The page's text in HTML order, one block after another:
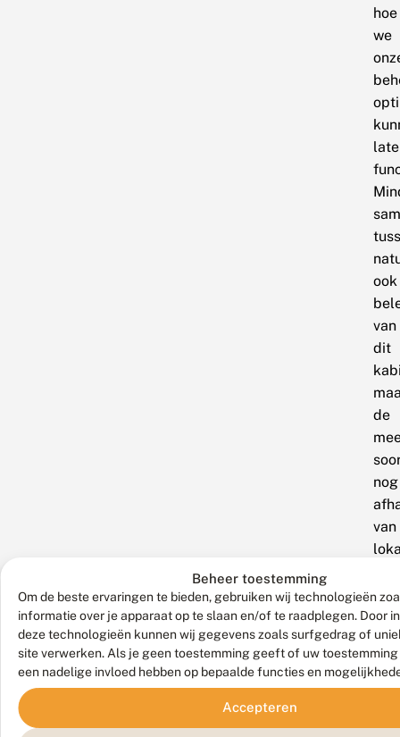
Beheer toestemming
Om de beste ervaringen te bieden, gebruiken wij technologieën
informatie over je apparaat op te slaan en/of te raadplegen. Door
deze technologieën kunnen wij gegevens zoals surfgedrag of
site verwerken. Als je geen toestemming geeft of uw
een nadelige invloed hebben op bepaalde functies en
Accepteren
hoe
we
ook
van
dit
de
nog
van
zijn
juist